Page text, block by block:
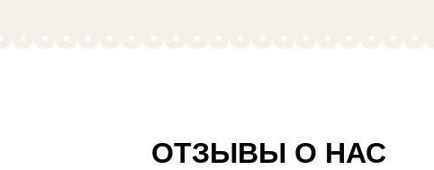
ОТЗЫВЫ О НАС